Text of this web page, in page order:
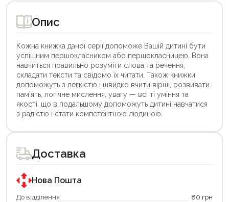
Опис
Кожна книжка даної серії допоможе Вашій дитині бути
успішним першокласником або першокласницею. Вона
навчиться правильно розуміти слова та речення,
складати тексти та свідомо їх читати. Також книжки
допоможуть з легкістю і швидко вчити вірші, розвивати
пам'ять, логічне мислення, увагу — всі ті уміння та
якості, що в подальшому допоможуть дитині навчатися
з радістю і стати компетентною людиною.
товар
для
покупки
державною
програмою
єКнига.
Використовуйте
товар
для
покупки
державною
програмою
«Національний
кешбек».
Доставка
Нова Пошта
До відділення
80 грн